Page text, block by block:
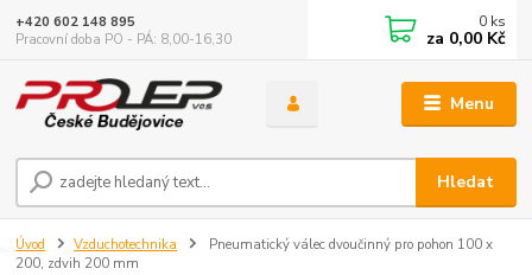
Menu
Hledat
+420 602 148 895
Pracovní doba PO - PÁ: 8,00-16,30
0 ks
za 0,00 Kč
Úvod Vzduchotechnika
Pneumatický válec dvoučinný pro pohon 100 x
200, zdvih 200 mm